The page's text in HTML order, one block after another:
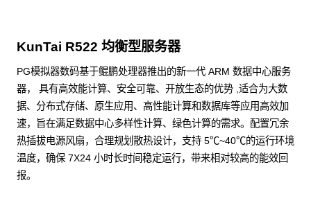
KunTai R522 均衡型服务器
PG模拟器数码基于鲲鹏处理器推出的新一代 ARM 数据中心服务
器， 具有高效能计算、安全可靠、开放生态的优势 ,适合为大数
据、分布式存储、原生应用、高性能计算和数据库等应用高效加
速，旨在满足数据中心多样性计算、绿色计算的需求。配置冗余
热插拔电源风扇，合理规划散热设计，支持 5℃~40℃的运行环境
温度，确保 7X24 小时长时间稳定运行，带来相对较高的能效回
报。